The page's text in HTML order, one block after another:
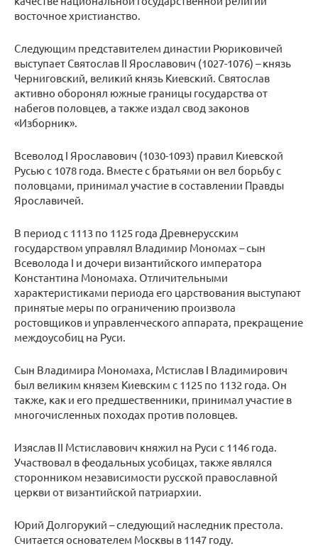
восточное христианство.
Следующим представителем династии Рюриковичей
выступает Святослав II Ярославович (1027-1076) – князь
Черниговский, великий князь Киевский. Святослав
активно оборонял южные границы государства от
набегов половцев, а также издал свод законов
«Изборник».
Всеволод I Ярославович (1030-1093) правил Киевской
Русью с 1078 года. Вместе с братьями он вел борьбу с
половцами, принимал участие в составлении Правды
Ярославичей.
В период с 1113 по 1125 года Древнерусским
государством управлял Владимир Мономах – сын
Всеволода I и дочери византийского императора
Константина Мономаха. Отличительными
характеристиками периода его царствования выступают
принятые меры по ограничению произвола
ростовщиков и управленческого аппарата, прекращение
междоусобиц на Руси.
Сын Владимира Мономаха, Мстислав I Владимирович
был великим князем Киевским с 1125 по 1132 года. Он
также, как и его предшественники, принимал участие в
многочисленных походах против половцев.
Изяслав II Мстиславович княжил на Руси с 1146 года.
Участвовал в феодальных усобицах, также являлся
сторонником независимости русской православной
церкви от византийской патриархии.
Юрий Долгорукий – следующий наследник престола.
Считается основателем Москвы в 1147 году.